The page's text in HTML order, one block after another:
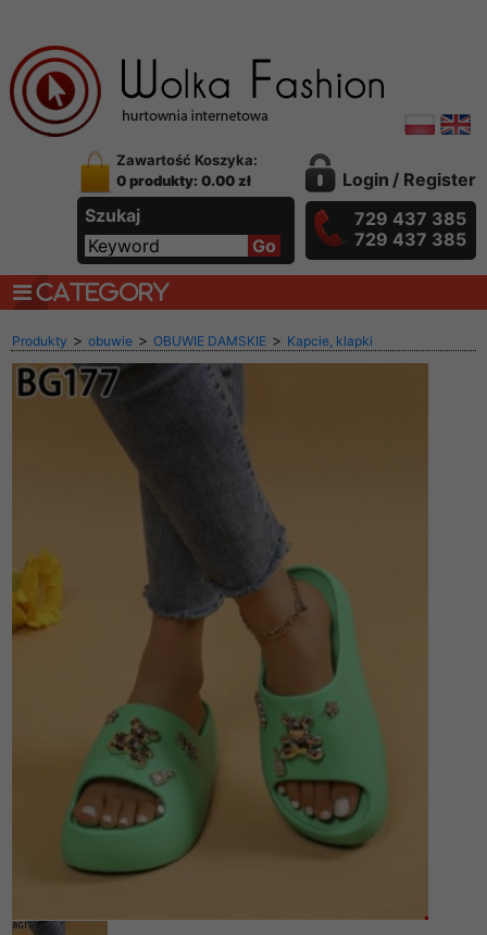
Zawartość Koszyka:
0 produkty: 0.00 zł
Szukaj
Login / Register
729 437 385
729 437 385
CATEGORY
Produkty > obuwie > OBUWIE DAMSKIE > Kapcie, klapki